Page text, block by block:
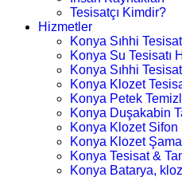
Tesisatçı Kimdir?
Hizmetler
Konya Sıhhi Tesisat
Konya Su Tesisatı
Konya Sıhhi
Konya Klozet
Konya Petek
Konya Duşakabin
Konya Klozet Sifon
Konya Klozet
Konya Tesisat &
Konya Batarya,